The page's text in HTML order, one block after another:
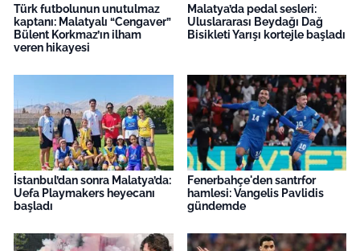
Türk futbolunun unutulmaz
kaptanı: Malatyalı “Cengaver”
Bülent Korkmaz’ın ilham
veren hikayesi
Malatya’da pedal sesleri:
Uluslararası Beydağı Dağ
Bisikleti Yarışı kortejle başladı
İstanbul’dan sonra Malatya’da:
Uefa Playmakers heyecanı
başladı
Fenerbahçe'den santrfor
hamlesi: Vangelis Pavlidis
gündemde